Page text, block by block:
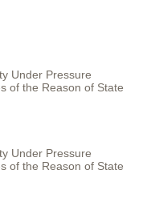
Under Pressure
of the Reason of State
Under Pressure
of the Reason of State